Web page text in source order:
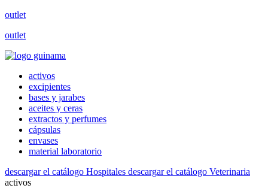
outlet
outlet
activos
excipientes
bases y jarabes
aceites y ceras
extractos y perfumes
cápsulas
envases
material laboratorio
descargar el catálogo Hospitales descargar el catálogo Veterinaria
activos